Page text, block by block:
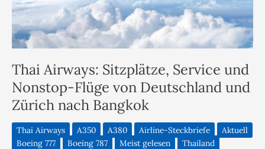
Thai Airways: Sitzplätze, Service und
Nonstop-Flüge von Deutschland und
Zürich nach Bangkok
Thai Airways A350 A380 Airline-Steckbriefe
Aktuell
Boeing 777
Boeing 787 Meist gelesen
Thailand